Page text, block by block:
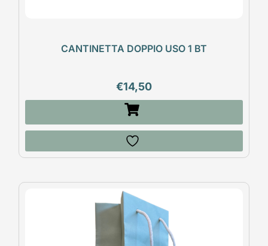
CANTINETTA DOPPIO USO 1 BT
€14,50